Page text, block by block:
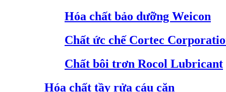
Hóa chất bảo dưỡng Weicon
Chất ức chế Cortec
Chất bôi trơn Rocol Lubricant
Hóa chất tầy rửa cáu cặn